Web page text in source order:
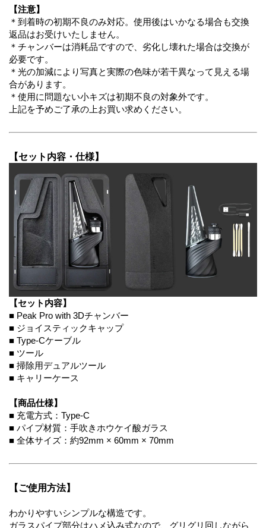
【注意】
＊到着時の初期不良のみ対応。使用後はいかなる場合も交換
返品はお受けいたしません。
＊チャンバーは消耗品ですので、劣化し壊れた場合は交換が
必要です。
＊光の加減により写真と実際の色味が若干異なって見える場
合があります。
＊使用に問題ない小キズは初期不良の対象外です。
上記を予めご了承の上お買い求めください。
【セット内容・仕様】
【セット内容】
■ Peak Pro with 3Dチャンバー
■ ジョイスティックキャップ
■ Type-Cケーブル
■ ツール
■ 掃除用デュアルツール
■ キャリーケース
【商品仕様】
■ 充電方式：Type-C
■ パイプ材質：手吹きホウケイ酸ガラス
■ 全体サイズ：約92mm × 60mm × 70mm
【ご使用方法】
わかりやすいシンプルな構造です。
ガラスパイプ部分はハメ込み式なので、グリグリ回しながら